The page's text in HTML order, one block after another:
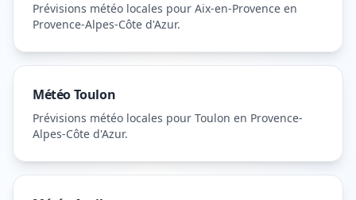
Prévisions météo locales pour Aix-en-Provence en
Provence-Alpes-Côte d'Azur.
MétéoToulon
Prévisions météo locales pour Toulon en Provence-
Alpes-Côte d'Azur.